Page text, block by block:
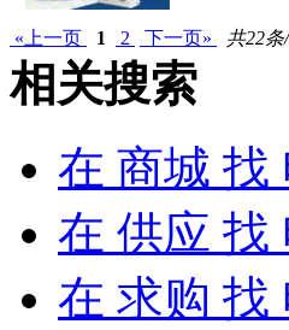
«上一页 1 2 下一页» 共22条
相关搜索
在 商城 找
在 供应 找
在 求购 找